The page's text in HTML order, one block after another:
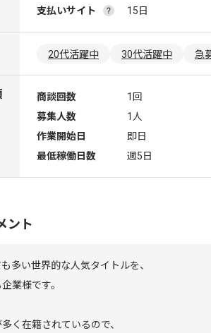
支払いサイト
15日
20代活躍中 30代活躍中 急
商談回数
1回
募集人数
1人
作業開始日
即日
最低稼働日数
週5日
ント
多い世界的な人気タイトルを、
業様です。
く在籍されているので、